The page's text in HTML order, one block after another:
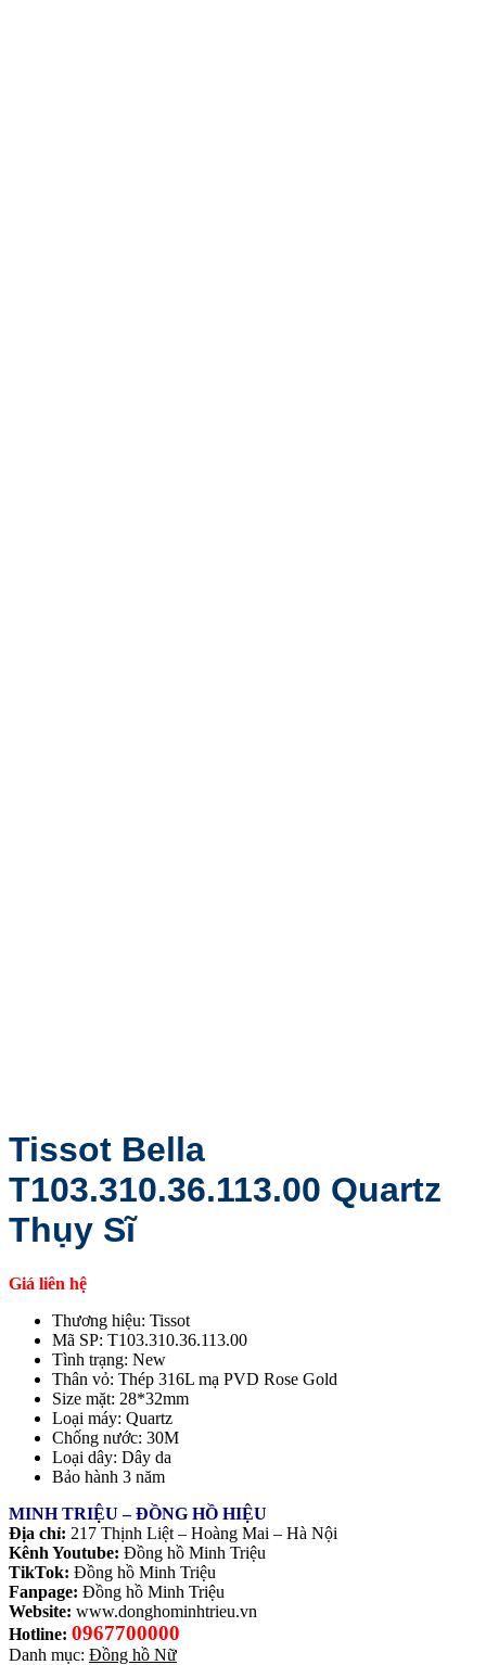
Tissot Bella
T103.310.36.113.00 Quartz
Thụy Sĩ
Giá liên hệ
Thương hiệu: Tissot
Mã SP: T103.310.36.113.00
Tình trạng: New
Thân vỏ: Thép 316L mạ PVD Rose Gold
Size mặt: 28*32mm
Loại máy: Quartz
Chống nước: 30M
Loại dây: Dây da
Bảo hành 3 năm
MINH TRIỆU – ĐỒNG HỒ HIỆU
Địa chỉ: 217 Thịnh Liệt – Hoàng Mai – Hà Nội
Kênh Youtube: Đồng hồ Minh Triệu
TikTok: Đồng hồ Minh Triệu
Fanpage: Đồng hồ Minh Triệu
Website: www.donghominhtrieu.vn
Hotline: 0967700000
Danh mục: Đồng hồ Nữ